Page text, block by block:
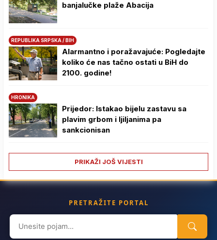
banjalučke plaže Abacija
REPUBLIKA SRPSKA / BIH
Alarmantno i poražavajuće: Pogledajte
koliko će nas tačno ostati u BiH do
2100. godine!
HRONIKA
Prijedor: Istakao bijelu zastavu sa
plavim grbom i ljiljanima pa
sankcionisan
PRIKAŽI JOŠ VIJESTI
PRETRAŽITE PORTAL
Search
for: